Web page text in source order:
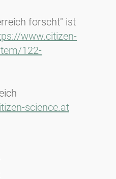
forscht" ist
www.citizen-
122-
science.at